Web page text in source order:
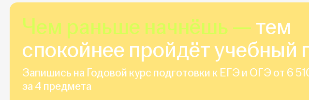
Чем раньше начнёшь — тем
спокойнее пройдёт учебный
Запишись на Годовой курс подготовки к ЕГЭ и ОГЭ от 6
за 4 предмета